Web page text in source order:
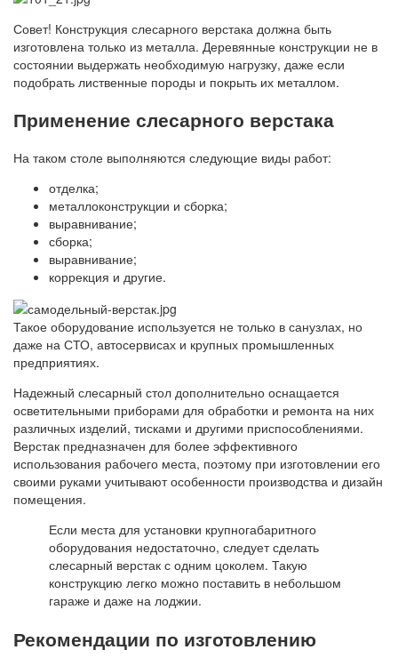
Совет! Конструкция слесарного верстака должна быть
изготовлена ​​только из металла. Деревянные конструкции не в
состоянии выдержать необходимую нагрузку, даже если
подобрать лиственные породы и покрыть их металлом.
Применение слесарного верстака
На таком столе выполняются следующие виды работ:
отделка;
металлоконструкции и сборка;
выравнивание;
сборка;
выравнивание;
коррекция и другие.
Такое оборудование используется не только в санузлах, но
даже на СТО, автосервисах и крупных промышленных
предприятиях.
Надежный слесарный стол дополнительно оснащается
осветительными приборами для обработки и ремонта на них
различных изделий, тисками и другими приспособлениями.
Верстак предназначен для более эффективного
использования рабочего места, поэтому при изготовлении его
своими руками учитывают особенности производства и дизайн
помещения.
Если места для установки крупногабаритного
оборудования недостаточно, следует сделать
слесарный верстак с одним цоколем. Такую
конструкцию легко можно поставить в небольшом
гараже и даже на лоджии.
Рекомендации по изготовлению